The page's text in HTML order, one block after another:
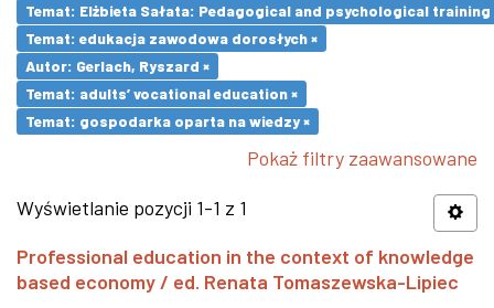
Temat: Elżbieta Sałata: Pedagogical and psychological
Temat: edukacja zawodowa dorosłych ×
Autor: Gerlach, Ryszard ×
Temat: adults’ vocational education ×
Temat: gospodarka oparta na wiedzy ×
Pokaż filtry zaawansowane
Wyświetlanie pozycji 1-1 z 1
Professional education in the context of knowledge
based economy / ed. Renata Tomaszewska-Lipiec